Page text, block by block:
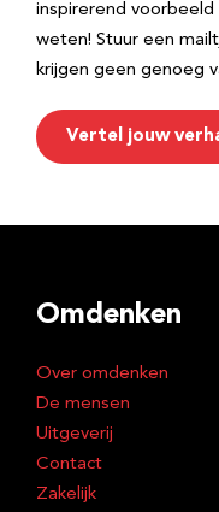
inspirerend
weten! Stuur een
krijgen geen genoeg
Vertel jouw
Omdenken
Over omdenken
De mensen
Uitgeverij
Contact
Zakelijk